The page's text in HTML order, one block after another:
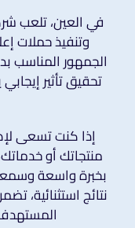
في العين، تلعب
وتنفيذ حملات
الجمهور المناسب
تحقيق تأثير
إذا كنت تسعى
منتجاتك أو
بخبرة واسعة
نتائج استثنائية،